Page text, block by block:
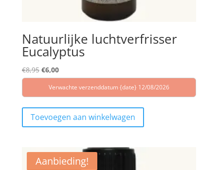
Natuurlijke luchtverfrisser
Eucalyptus
€8,95 Oorspronkelijke
prijs
was:
€6,00Huidige
prijs
is:
Verwachte verzenddatum {date} 12/08/2026
Toevoegen aan winkelwagen
Aanbieding!